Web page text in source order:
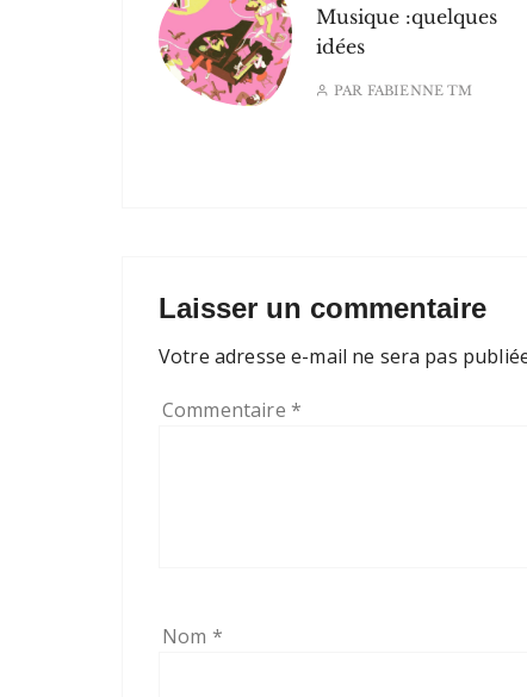
Musique :quelques
idées
PAR FABIENNE TM
Laisser un commentaire
Votre adresse e-mail ne sera pas
Commentaire *
Nom *